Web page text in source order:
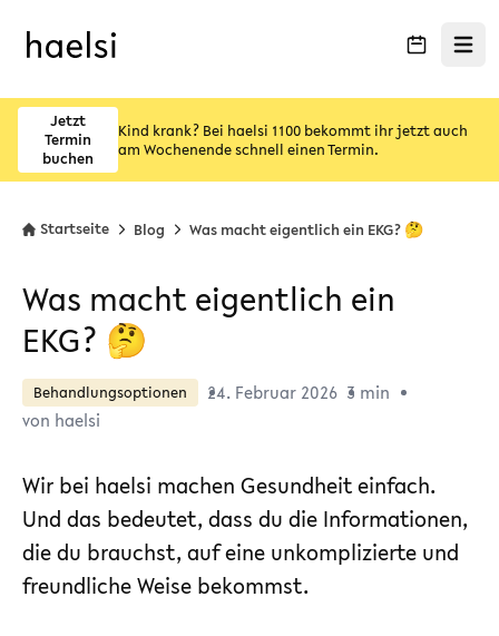
Menü
Jetzt
Termin
buchen
Kind krank? Bei haelsi 1100 bekommt ihr jetzt auch
am Wochenende schnell einen Termin.
Startseite Blog Was macht eigentlich ein EKG? 🤔
Was macht eigentlich ein
EKG? 🤔
Behandlungsoptionen 24. Februar 2026 3 min
von haelsi
Wir bei haelsi machen Gesundheit einfach.
Und das bedeutet, dass du die Informationen,
die du brauchst, auf eine unkomplizierte und
freundliche Weise bekommst.